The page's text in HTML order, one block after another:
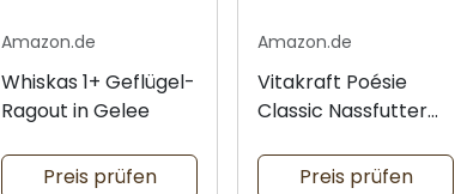
Amazon.de
Whiskas 1+ Geflügel-
Ragout in Gelee
Preis prüfen
Amazon.de
Vitakraft Poésie
Classic Nassfutter
Preis prüfen